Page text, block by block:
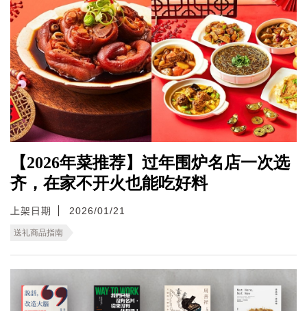
【2026年菜推荐】过年围炉名店一次选
齐，在家不开火也能吃好料
上架日期 2026/01/21
送礼商品指南